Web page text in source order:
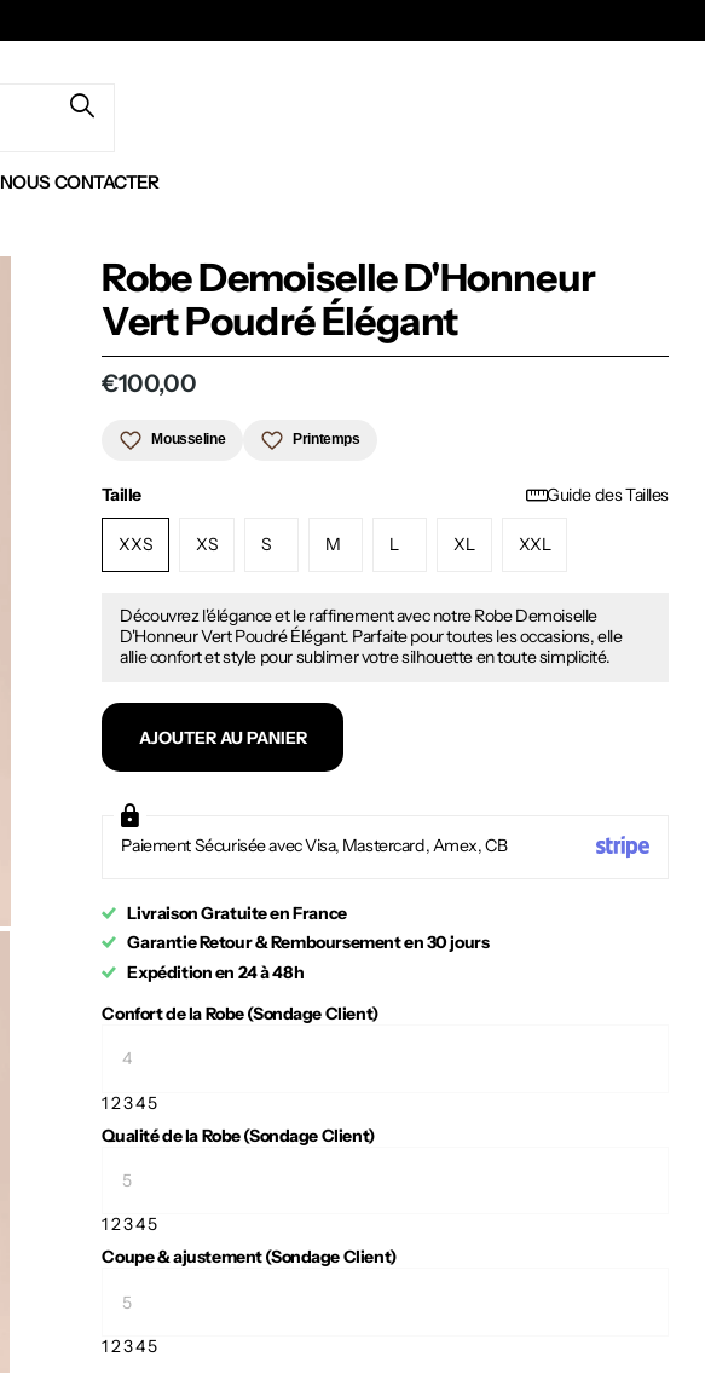
NOUS CONTACTER
Robe Demoiselle D'Honneur
Vert Poudré Élégant
€100,00
Mousseline Printemps
Taille Guide des Tailles
XXS XS S M L XL XXL
Découvrez l'élégance et le raffinement avec notre Robe Demoiselle
D'Honneur Vert Poudré Élégant. Parfaite pour toutes les occasions, elle
allie confort et style pour sublimer votre silhouette en toute simplicité.
AJOUTER AU PANIER
Paiement Sécurisée avec Visa, Mastercard, Amex, CB
Livraison Gratuite en France
Garantie Retour & Remboursement en 30 jours
Expédition en 24 à 48h
Confort de la Robe (Sondage Client)
12345
Qualité de la Robe (Sondage Client)
12345
Coupe & ajustement (Sondage Client)
12345